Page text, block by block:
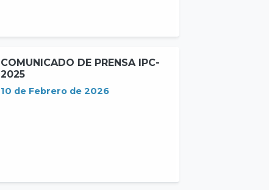
COMUNICADO DE PRENSA IPC-
2025
10 de Febrero de 2026